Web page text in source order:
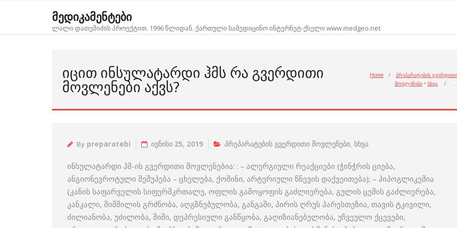
მედიკამენტები
ლალი დათეშიძის პროექტით. 1996 წლიდან. ქართული სამედიცინო ინტერნეტ-ქსელი www.medgeo.net
ᲘᲪᲘᲗ ᲘᲜᲡᲣᲚᲐᲢᲐᲠᲓᲘ ᲰᲛᲡ ᲠᲐ ᲒᲕᲔᲠᲓᲘᲗᲘ
ᲛᲝᲕᲚᲔᲜᲔᲑᲘ ᲐᲥᲕᲡ?
Home /
პრეპარატების გვერდითი
მოვლენები • სხვა / …
By preparatebi ივნისი 25, 2019 პრეპარატების გვერდითი მოვლენები, სხვა
ინსულატარდი ჰმ-ის გვერდითი მოვლენებია: : – ალერგიული რეაქციები (ჭინჭრის ციება,
ანგიონევროტული შეშუპება – ცხელება, ქოშინი, არტერიული წნევის დაქვეითება); – ჰიპოგლიკემია
(კანის საფარველის სიფერმკრთალე, ოფლის გამოყოფის გაძლიერება, გულის ცემის გაძლიერება,
კანკალი, შიმშილის გრძნობა, აღგზნებულობა, განგაში, პირის ღრუს პარესთეზია, თავის ტკივილი,
ძილიანობა, უძილობა, შიში, დეპრესიული განწყობა, გაღიზიანებულობა, უჩვეულო ქცევები,